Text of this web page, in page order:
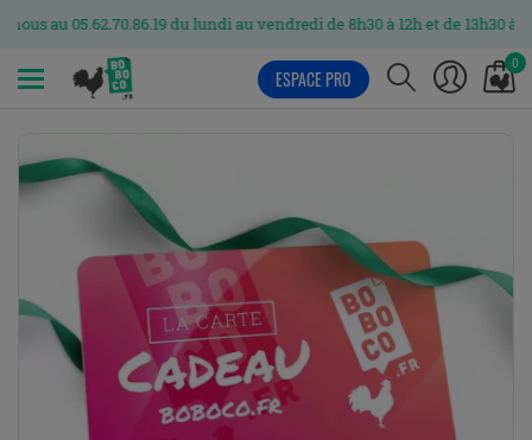
05.62.70.86.19 du lundi au vendredi de 8h30 à 12h et de 13h30 à 17h
0
ESPACE PRO